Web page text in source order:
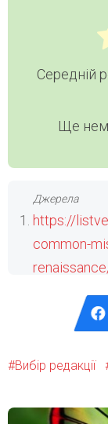
Середній
Ще
https://
common-
Вибір редакції